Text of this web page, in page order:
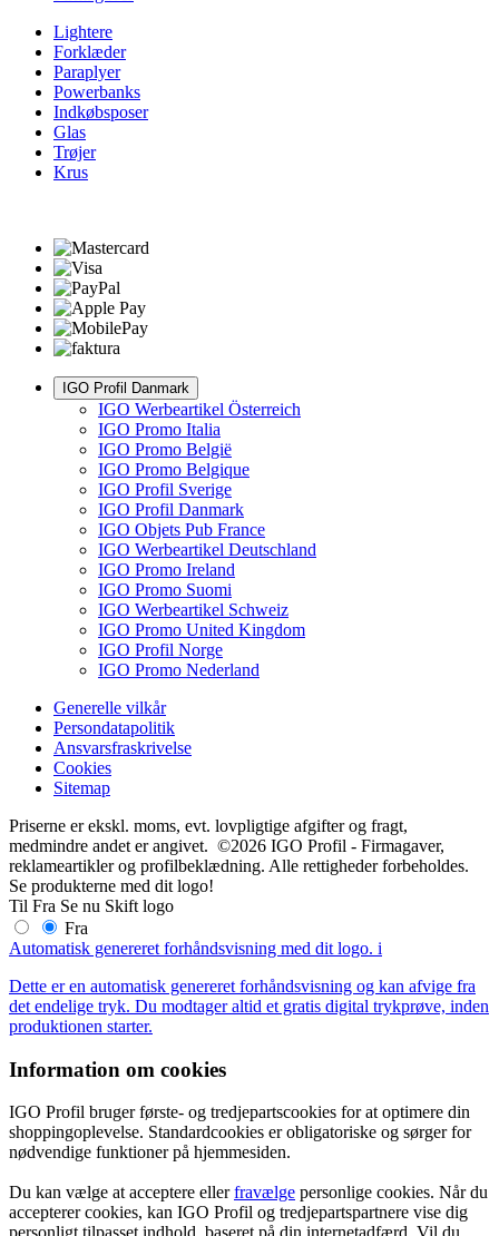
Lightere
Forklæder
Paraplyer
Powerbanks
Indkøbsposer
Glas
Trøjer
Krus
IGO Profil Danmark
IGO Werbeartikel Österreich
IGO Promo Italia
IGO Promo België
IGO Promo Belgique
IGO Profil Sverige
IGO Profil Danmark
IGO Objets Pub France
IGO Werbeartikel Deutschland
IGO Promo Ireland
IGO Promo Suomi
IGO Werbeartikel Schweiz
IGO Promo United Kingdom
IGO Profil Norge
IGO Promo Nederland
Generelle vilkår
Persondatapolitik
Ansvarsfraskrivelse
Cookies
Sitemap
Priserne er ekskl. moms, evt. lovpligtige afgifter og fragt,
medmindre andet er angivet. ©2026 IGO Profil - Firmagaver,
reklameartikler og profilbeklædning. Alle rettigheder forbeholdes.
Se produkterne med dit logo!
Til Fra Se nu Skift logo
Fra
Automatisk genereret forhåndsvisning med dit logo. i
Dette er en automatisk genereret forhåndsvisning og kan afvige fra
det endelige tryk. Du modtager altid et gratis digital trykprøve, inden
produktionen starter.
Information om cookies
IGO Profil bruger første- og tredjepartscookies for at optimere din
shoppingoplevelse. Standardcookies er obligatoriske og sørger for
nødvendige funktioner på hjemmesiden.
Du kan vælge at acceptere ellerfravælge personlige cookies. Når du
accepterer cookies, kan IGO Profil og tredjepartspartnere vise dig